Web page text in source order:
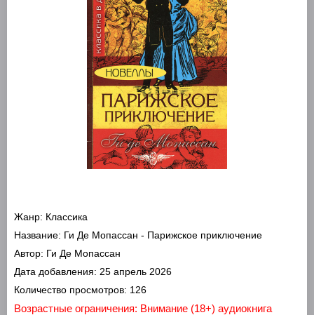
Жанр: Классика
Название: Ги Де Мопассан - Парижское приключение
Автор: Ги Де Мопассан
Дата добавления: 25 апрель 2026
Количество просмотров: 126
Возрастные ограничения: Внимание (18+) аудиокнига